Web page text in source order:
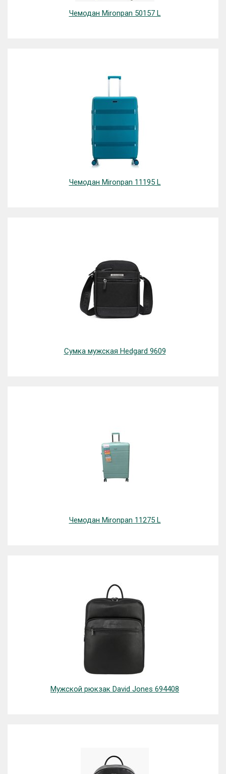
Чемодан Mironpan 50157 L
Чемодан Mironpan 11195 L
Сумка мужская Hedgard 9609
Чемодан Mironpan 11275 L
Мужской рюкзак David Jones 694408